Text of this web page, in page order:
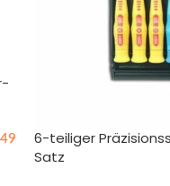
6-teiliger
Satz